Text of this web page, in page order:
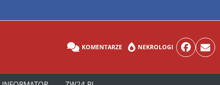
KOMENTARZE NEKROLOGI